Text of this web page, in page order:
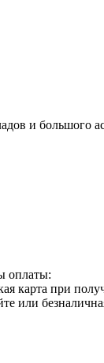
и большого
оплаты:
карта при
или